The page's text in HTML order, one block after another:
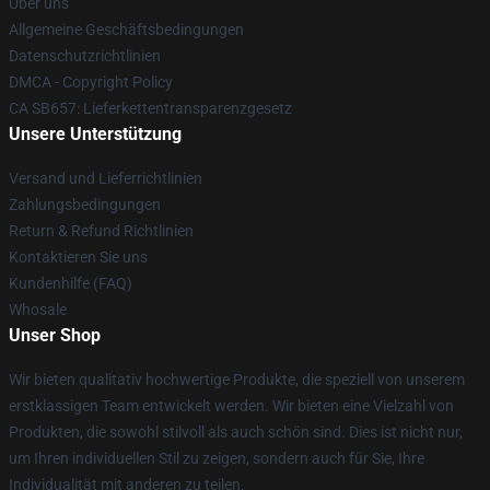
Allgemeine Geschäftsbedingungen
Datenschutzrichtlinien
DMCA - Copyright Policy
CA SB657: Lieferkettentransparenzgesetz
Unsere Unterstützung
Versand und Lieferrichtlinien
Zahlungsbedingungen
Return & Refund Richtlinien
Kontaktieren Sie uns
Kundenhilfe (FAQ)
Whosale
Unser Shop
Wir bieten qualitativ hochwertige Produkte, die speziell von unserem
erstklassigen Team entwickelt werden. Wir bieten eine Vielzahl von
Produkten, die sowohl stilvoll als auch schön sind. Dies ist nicht nur,
um Ihren individuellen Stil zu zeigen, sondern auch für Sie, Ihre
Individualität mit anderen zu teilen.